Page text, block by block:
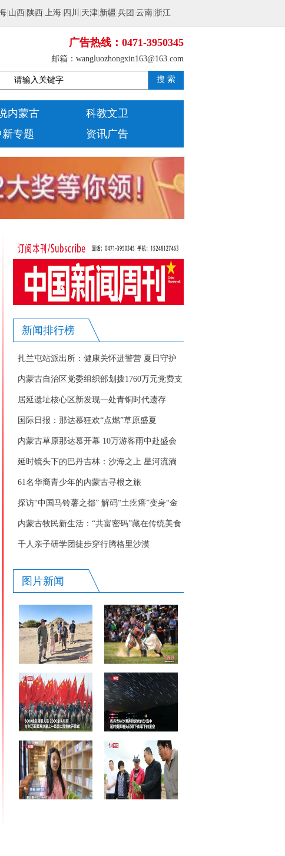
山西 陕西 上海 四川 天津 新疆 兵团 云南 浙江
广告热线：0471-3950345
邮箱：wangluozhongxin163@163.com
搜 索
内蒙古
科教文卫
新专题 资讯广告
新闻排行榜
扎兰屯站派出所：健康关怀进警营 夏日守护
暖警心
内蒙古自治区党委组织部划拨1760万元党费支
持防汛抗旱救灾工作
居延遗址核心区新发现一处青铜时代遗存
国际日报：那达慕狂欢“点燃”草原盛夏
内蒙古草原那达慕开幕 10万游客雨中赴盛会
延时镜头下的巴丹吉林：沙海之上 星河流淌
61名华裔青少年的内蒙古寻根之旅
探访“中国马铃薯之都” 解码“土疙瘩”变身“金
疙瘩”
内蒙古牧民新生活：“共富密码”藏在传统美食
里
千人亲子研学团徒步穿行腾格里沙漠
图片新闻